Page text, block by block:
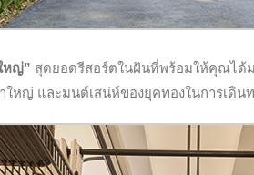
หญ่” สุดยอดรีสอร์ตในฝันที่พร้อมให้คุณได้ม
ใหญ่ และมนต์เสน่ห์ของยุคทองในการเดิน